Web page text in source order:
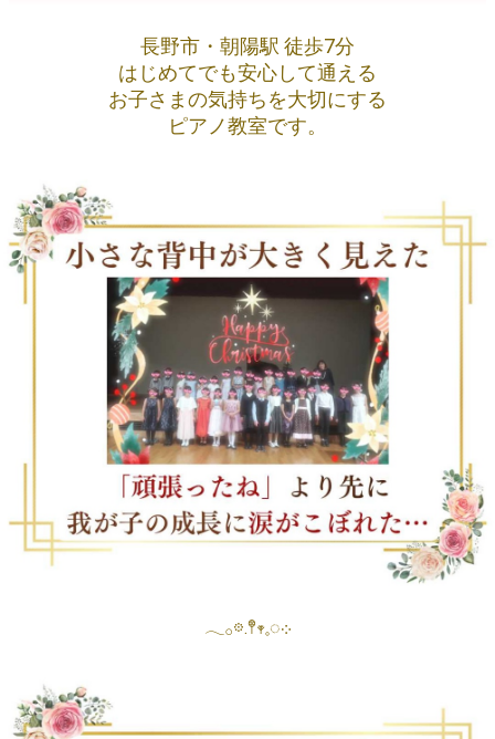
長野市・朝陽駅 徒歩7分
はじめてでも安心して通える
お子さまの気持ちを大切にする
ピアノ教室です。
𓂃𓂂𖡼.𖤣𖥧𓈒◌܀